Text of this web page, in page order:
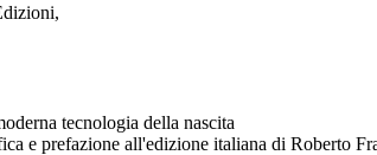
tecnologia della nascita
e prefazione all'edizione italiana di Roberto